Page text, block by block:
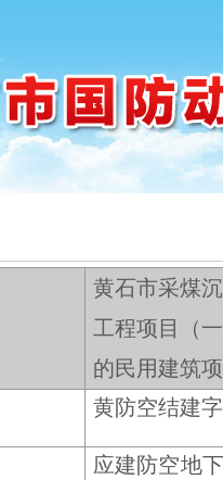
黄石市采煤
工程项目（
的民用建筑
黄防空结建
应建防空地